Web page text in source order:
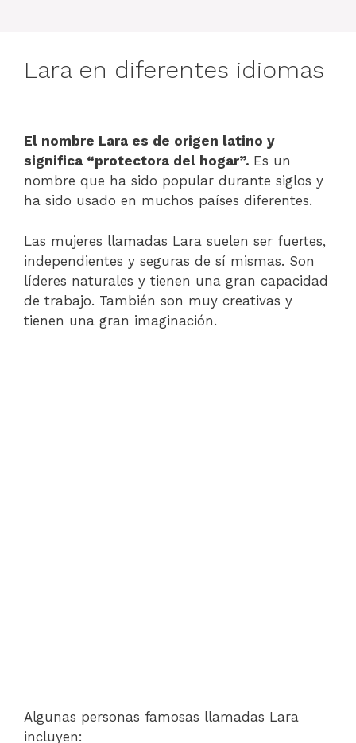
Lara en diferentes idiomas
El nombre Lara es de origen latino y
significa “protectora del hogar”. Es un
nombre que ha sido popular durante siglos y
ha sido usado en muchos países diferentes.
Las mujeres llamadas Lara suelen ser fuertes,
independientes y seguras de sí mismas. Son
líderes naturales y tienen una gran capacidad
de trabajo. También son muy creativas y
tienen una gran imaginación.
Algunas personas famosas llamadas Lara
incluyen: